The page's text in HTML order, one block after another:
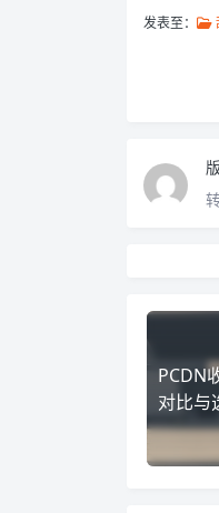
发表至：
PCDN
对比与